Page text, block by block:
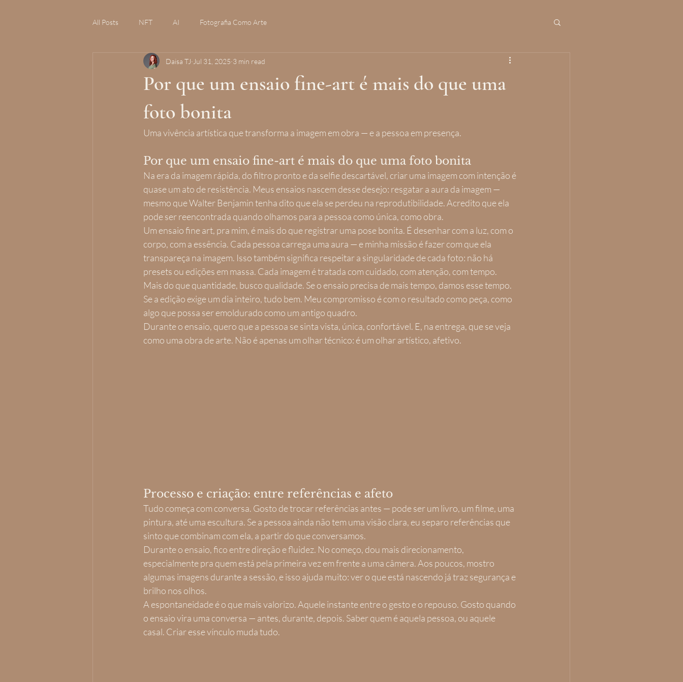
All Posts NFT AI Fotografia Como Arte
Por que um ensaio fine-art é mais do que uma
foto bonita
Daisa TJ Jul 31, 2025 3 min read
Uma vivência artística que transforma a imagem em obra — e a pessoa em presença.
Por que um ensaio fine-art é mais do que uma foto bonita
Na era da imagem rápida, do filtro pronto e da selfie descartável, criar uma imagem com intenção é
quase um ato de resistência. Meus ensaios nascem desse desejo: resgatar a aura da imagem —
mesmo que Walter Benjamin tenha dito que ela se perdeu na reprodutibilidade. Acredito que ela
pode ser reencontrada quando olhamos para a pessoa como única, como obra.
Um ensaio fine art, pra mim, é mais do que registrar uma pose bonita. É desenhar com a luz, com o
corpo, com a essência. Cada pessoa carrega uma aura — e minha missão é fazer com que ela
transpareça na imagem. Isso também significa respeitar a singularidade de cada foto: não há
presets ou edições em massa. Cada imagem é tratada com cuidado, com atenção, com tempo.
Mais do que quantidade, busco qualidade. Se o ensaio precisa de mais tempo, damos esse tempo.
Se a edição exige um dia inteiro, tudo bem. Meu compromisso é com o resultado como peça, como
algo que possa ser emoldurado como um antigo quadro.
Durante o ensaio, quero que a pessoa se sinta vista, única, confortável. E, na entrega, que se veja
como uma obra de arte. Não é apenas um olhar técnico: é um olhar artístico, afetivo.
Processo e criação: entre referências e afeto
Tudo começa com conversa. Gosto de trocar referências antes — pode ser um livro, um filme, uma
pintura, até uma escultura. Se a pessoa ainda não tem uma visão clara, eu separo referências que
sinto que combinam com ela, a partir do que conversamos.
Durante o ensaio, fico entre direção e fluidez. No começo, dou mais direcionamento,
especialmente pra quem está pela primeira vez em frente a uma câmera. Aos poucos, mostro
algumas imagens durante a sessão, e isso ajuda muito: ver o que está nascendo já traz segurança e
brilho nos olhos.
A espontaneidade é o que mais valorizo. Aquele instante entre o gesto e o repouso. Gosto quando
o ensaio vira uma conversa — antes, durante, depois. Saber quem é aquela pessoa, ou aquele
casal. Criar esse vínculo muda tudo.